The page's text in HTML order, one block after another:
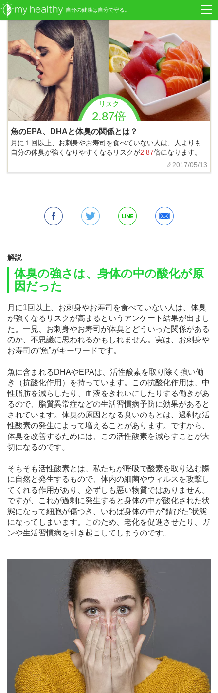
リスク
2.87倍
魚のEPA、DHAと体臭の関係とは？
月に１回以上、お刺身やお寿司を食べていない人は、人よりも
自分の体臭が強くなりやすくなるリスクが2.87倍になります。
2017/05/13
解説
体臭の強さは、身体の中の酸化が原
因だった
月に1回以上、お刺身やお寿司を食べていない人は、体臭
が強くなるリスクが高まるというアンケート結果が出まし
た。一見、お刺身やお寿司が体臭とどういった関係がある
のか、不思議に思われるかもしれません。実は、お刺身や
お寿司の“魚”がキーワードです。
魚に含まれるDHAやEPAは、活性酸素を取り除く強い働
き（抗酸化作用）を持っています。この抗酸化作用は、中
性脂肪を減らしたり、血液をきれいにしたりする働きがあ
るので、脂質異常症などの生活習慣病予防に効果があると
されています。体臭の原因となる臭いのもとは、過剰な活
性酸素の発生によって増えることがあります。ですから、
体臭を改善するためには、この活性酸素を減らすことが大
切になるのです。
そもそも活性酸素とは、私たちが呼吸で酸素を取り込む際
に自然と発生するもので、体内の細菌やウィルスを攻撃し
てくれる作用があり、必ずしも悪い物質ではありません。
ですが、これが過剰に発生すると身体の中が酸化された状
態になって細胞が傷つき、いわば身体の中が“錆びた”状態
になってしまいます。このため、老化を促進させたり、ガ
ンや生活習慣病を引き起こしてしまうのです。
自分の健康は自分で守る。